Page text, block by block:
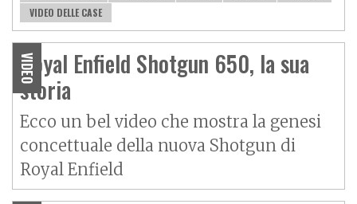
VIDEO DELLE CASE
VIDEO
Royal Enfield Shotgun 650, la sua
storia
Ecco un bel video che mostra la genesi
concettuale della nuova Shotgun di
Royal Enfield